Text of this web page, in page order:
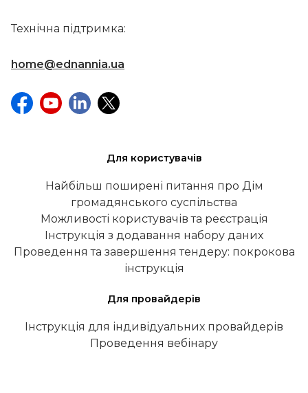
Технічна підтримка:
home@ednannia.ua
Для користувачів
Найбільш поширені питання про Дім
громадянського суспільства
Можливості користувачів та реєстрація
Інструкція з додавання набору даних
Проведення та завершення тендеру: покрокова
інструкція
Для провайдерів
Інструкція для індивідуальних провайдерів
Проведення вебінару